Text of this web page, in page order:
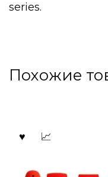
series.
Похожие